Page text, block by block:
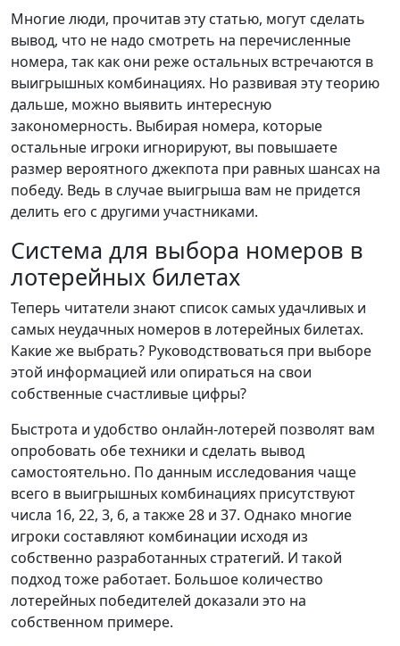
Многие люди, прочитав эту статью, могут сделать
вывод, что не надо смотреть на перечисленные
номера, так как они реже остальных встречаются в
выигрышных комбинациях. Но развивая эту теорию
дальше, можно выявить интересную
закономерность. Выбирая номера, которые
остальные игроки игнорируют, вы повышаете
размер вероятного джекпота при равных шансах на
победу. Ведь в случае выигрыша вам не придется
делить его с другими участниками.
Система для выбора номеров в
лотерейных билетах
Теперь читатели знают список самых удачливых и
самых неудачных номеров в лотерейных билетах.
Какие же выбрать? Руководствоваться при выборе
этой информацией или опираться на свои
собственные счастливые цифры?
Быстрота и удобство онлайн-лотерей позволят вам
опробовать обе техники и сделать вывод
самостоятельно. По данным исследования чаще
всего в выигрышных комбинациях присутствуют
числа 16, 22, 3, 6, а также 28 и 37. Однако многие
игроки составляют комбинации исходя из
собственно разработанных стратегий. И такой
подход тоже работает. Большое количество
лотерейных победителей доказали это на
собственном примере.